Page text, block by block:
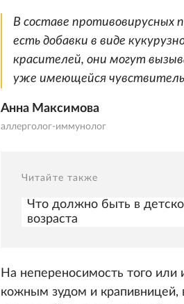
В составе противовирусных
есть добавки в виде
красителей, они могут
уже имеющейся
Анна Максимова
аллерголог-иммунолог
Читайте также
Что должно быть в
возраста
На непереносимость того или
кожным зудом и крапивницей,